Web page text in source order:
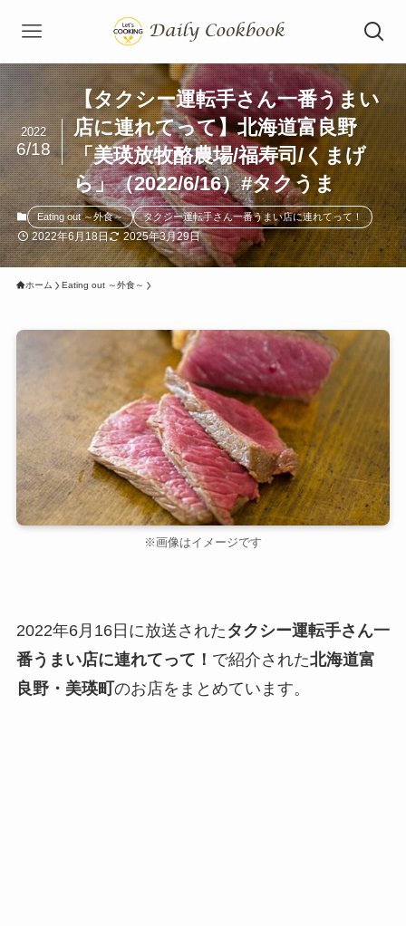
【タクシー運転手さん一番うまい
店に連れてって】北海道富良野
「美瑛放牧酪農場/福寿司/くまげ
ら」（2022/6/16）#タクうま
2022
6/18
Eating out ～外食～ タクシー運転手さん一番うまい店に連れてって！
2022年6月18日 2025年3月29日
ホーム Eating out ～外食～
※画像はイメージです
2022年6月16日に放送された タクシー運転手さん一
番うまい店に連れてって！ で紹介された北海道富
良野・美瑛町のお店をまとめています。